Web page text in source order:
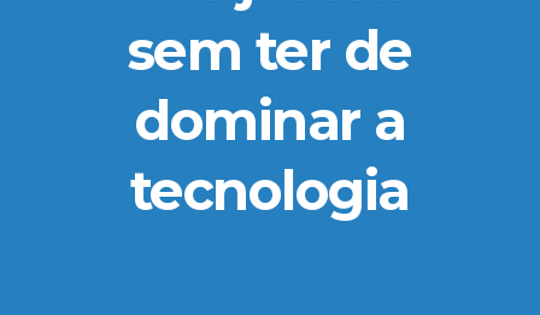
sem ter de
dominar a
tecnologia